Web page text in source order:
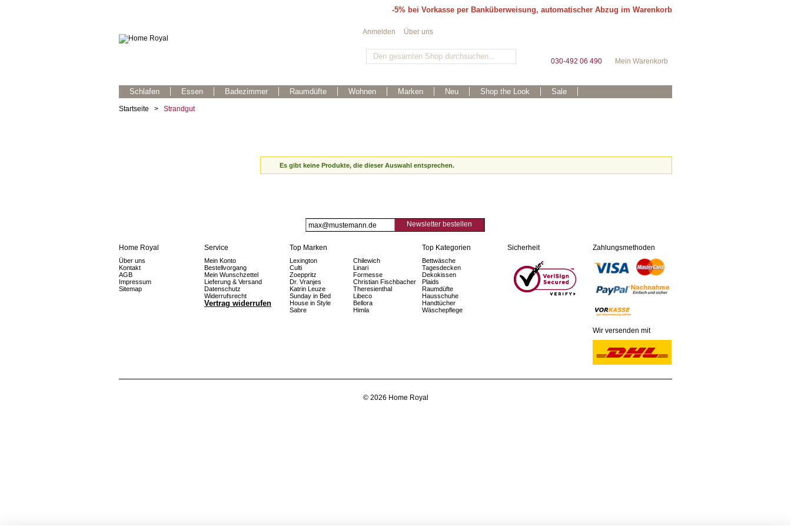
-5% bei Vorkasse per Banküberweisung, automatischer Abzug im Warenkorb
Mein Warenkorb
030-492 06 490
Schlafen Essen Badezimmer Raumdüfte Wohnen Marken Neu Shop the Look Sale
Anmelden Über uns
Startseite > Strandgut
Es gibt keine Produkte, die dieser Auswahl entsprechen.
Newsletter bestellen
Home Royal
Über uns
Kontakt
AGB
Impressum
Sitemap
Service
Mein Konto
Bestellvorgang
Mein Wunschzettel
Lieferung & Versand
Datenschutz
Widerrufsrecht
Vertrag widerrufen
Top Marken
Lexington
Chilewich
Culti
Linari
Zoeppritz
Formesse
Dr. Vranjes
Christian Fischbacher
Katrin Leuze
Theresienthal
Sunday in Bed
Libeco
House in Style
Bellora
Sabre
Himla
Top Kategorien
Bettwäsche
Tagesdecken
Dekokissen
Plaids
Raumdüfte
Hausschuhe
Handtücher
Wäschepflege
Sicherheit Zahlungsmethoden
Wir versenden mit
© 2026 Home Royal